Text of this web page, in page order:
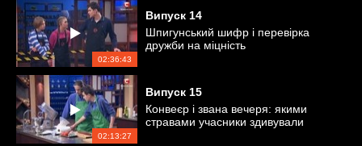
02:36:43
Випуск 14
Шпигунський шифр і перевірка
дружби на міцність
02:13:27
Випуск 15
Конвеєр і звана вечеря: якими
стравами учасники здивували